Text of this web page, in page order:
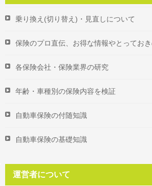
乗り換え(切り替え)・見直しについて
保険のプロ直伝、お得な情報やとってお
各保険会社・保険業界の研究
年齢・車種別の保険内容を検証
自動車保険の付随知識
自動車保険の基礎知識
運営者について